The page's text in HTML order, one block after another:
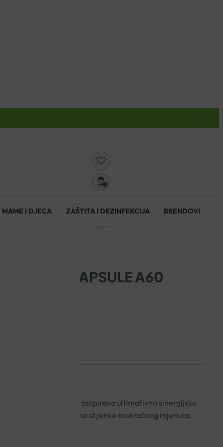
MAME I DJECA ZAŠTITA I DEZINFEKCIJA BRENDOVI
KAPSULE A60
iz brusnice osigurava ultimativno sinergijsko
Escherichia coli na stijenke mokraćnog mjehura.